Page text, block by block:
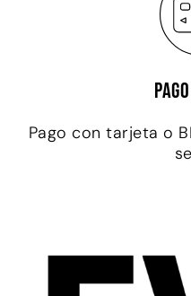
Pago con tarjeta o